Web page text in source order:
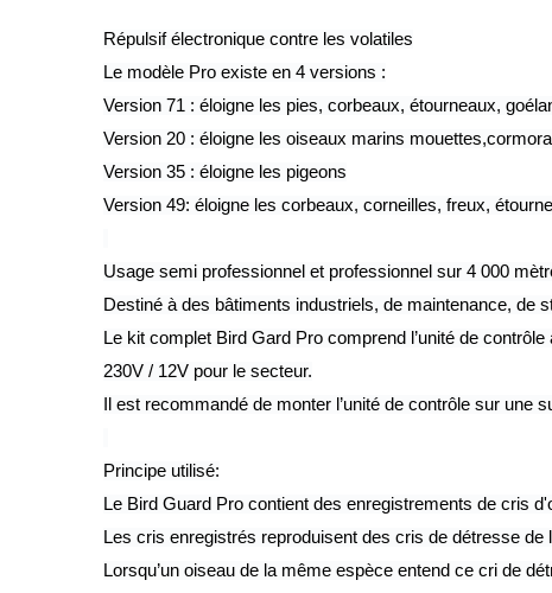
Répulsif électronique contre les volatiles
Le modèle Pro existe en 4 versions :
Version 71 : éloigne les pies, corbeaux, étourneaux,
Version 20 : éloigne les oiseaux marins
Version 35 : éloigne les pigeons
Version 49: éloigne les corbeaux, corneilles, freux,
Usage semi professionnel et professionnel sur 4 000
Destiné à des bâtiments industriels, de maintenance, de
Le kit complet Bird Gard Pro comprend l’unité de
230V / 12V pour le secteur.
Il est recommandé de monter l’unité de contrôle sur
Principe utilisé:
Le Bird Guard Pro contient des enregistrements de cris
Les cris enregistrés reproduisent des cris de détresse de
Lorsqu’un oiseau de la même espèce entend ce cri de